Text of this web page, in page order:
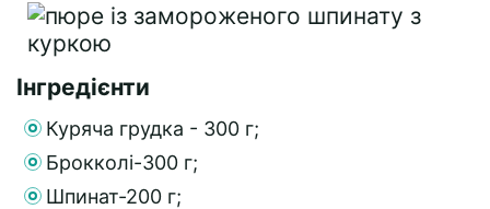
Інгредієнти
Куряча грудка - 300 г;
Брокколі-300 г;
Шпинат-200 г;